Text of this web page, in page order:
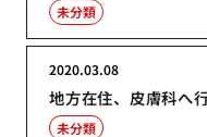
未分類
地方在住、皮膚科へ
2020.03.08
未分類